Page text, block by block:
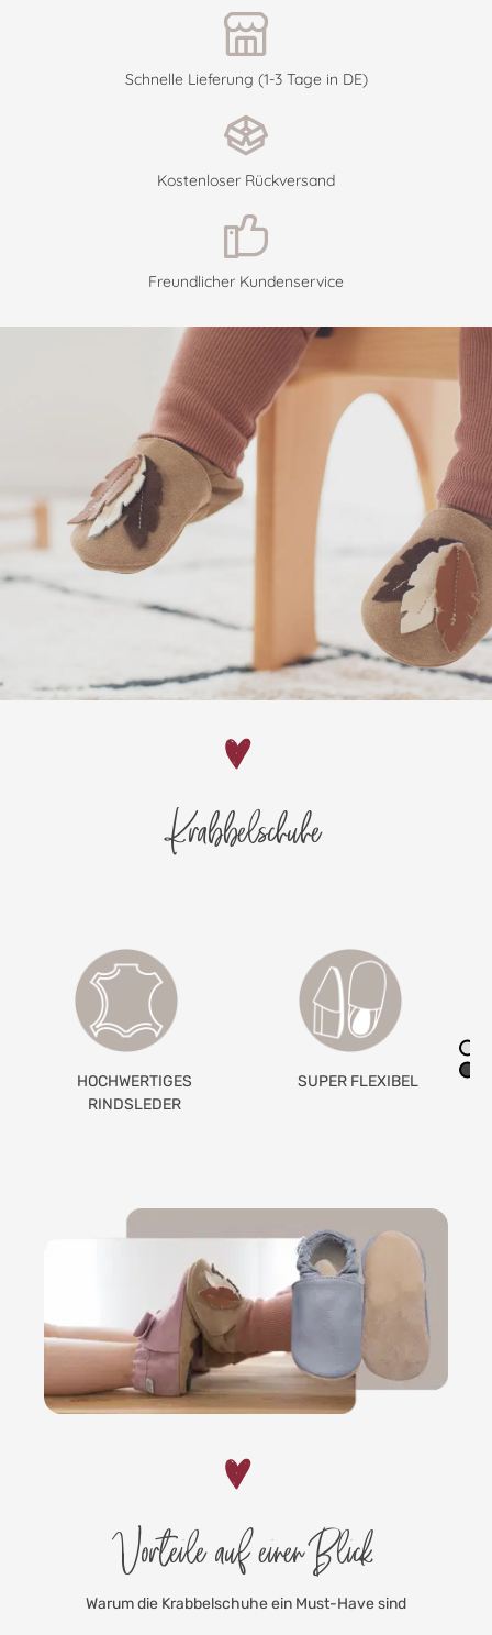
Schnelle Lieferung (1-3 Tage in DE)
Kostenloser Rückversand
Freundlicher Kundenservice
Krabbelschuhe
SUPER FLEXIBEL
GETEILTES
Vorteile auf einen Blick
Warum die Krabbelschuhe ein Must-Have sind